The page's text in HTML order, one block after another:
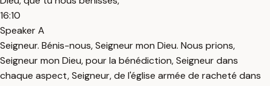
16:10
Speaker A
Seigneur. Bénis-nous, Seigneur mon Dieu. Nous prions,
Seigneur mon Dieu, pour la bénédiction, Seigneur dans
chaque aspect, Seigneur, de l'église armée de racheté dans